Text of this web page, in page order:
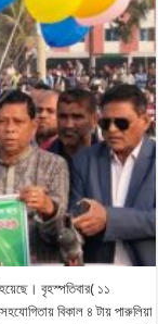
বৃহস্পতিবার( ১১
বিকাল ৪ টায় পারুলিয়া